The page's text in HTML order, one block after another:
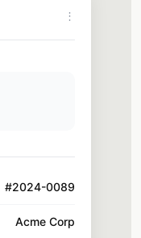
⋮
#2024-0089
Acme Corp